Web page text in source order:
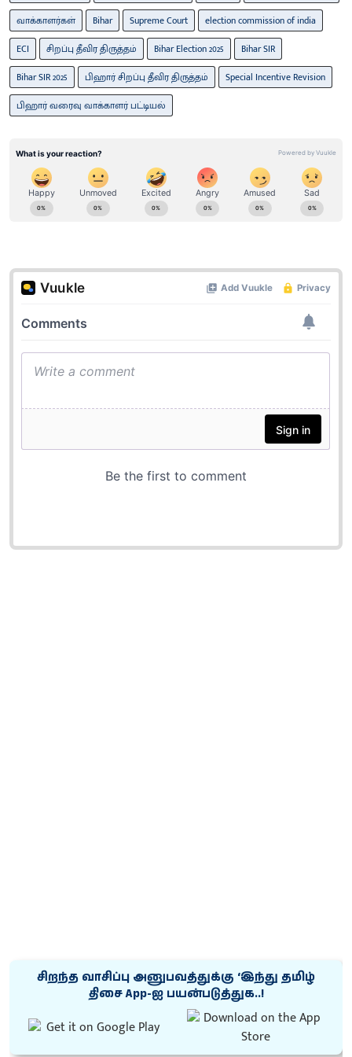
வாக்காளர்கள் Bihar Supreme Court
election commission of india
ECI
சிறப்பு தீவிர திருத்தம் Bihar Election 2025
Bihar SIR
Bihar SIR 2025
பிஹார் சிறப்பு தீவிர திருத்தம்
Special Incentive Revision
பிஹார் வரைவு வாக்காளர் பட்டியல்
சிறந்த வாசிப்பு அனுபவத்துக்கு ‘இந்து தமிழ்
திசை App-ஐ பயன்படுத்துக..!